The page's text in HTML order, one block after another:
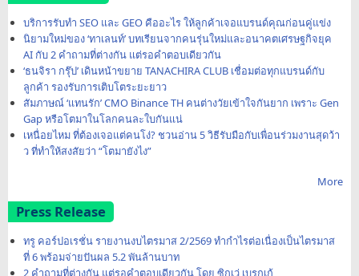
บริการรับทำ SEO และ GEO คืออะไร ให้ลูกค้าเจอแบรนด์คุณก่อนคู่แข่ง
นิยามใหม่ของ ‘ทาเลนท์’ บทเรียนจากคนรุ่นใหม่และอนาคตเศรษฐกิจยุค
AI กับ 2 คำถามที่ต่างกัน แต่รอคำตอบเดียวกัน
‘ธนจิรา กรุ๊ป’ เดินหน้าขยาย TANACHIRA CLUB เชื่อมต่อทุกแบรนด์กับ
ลูกค้า รองรับการเติบโตระยะยาว
สัมภาษณ์ ‘แทนรัก’ CMO Binance TH คนต่างวัยเข้าใจกันยาก เพราะ Gen
Gap หรือโตมาในโลกคนละใบกันแน่
เหนื่อยไหม ที่ต้องเจอแต่คนโง่? ชวนอ่าน 5 วิธีรับมือกับเพื่อนร่วมงานสุดว้า
ว ที่ทำให้สงสัยว่า “โตมายังไง”
More
Press Release
ทรู คอร์ปอเรชั่น รายงานงบไตรมาส 2/2569 ทำกำไรต่อเนื่องเป็นไตรมาส
ที่ 6 พร้อมจ่ายปันผล 5.2 พันล้านบาท
2 คำถามที่ต่างกัน แต่รอคำตอบเดียวกัน โดย ซิกเว่ เบรกเก้